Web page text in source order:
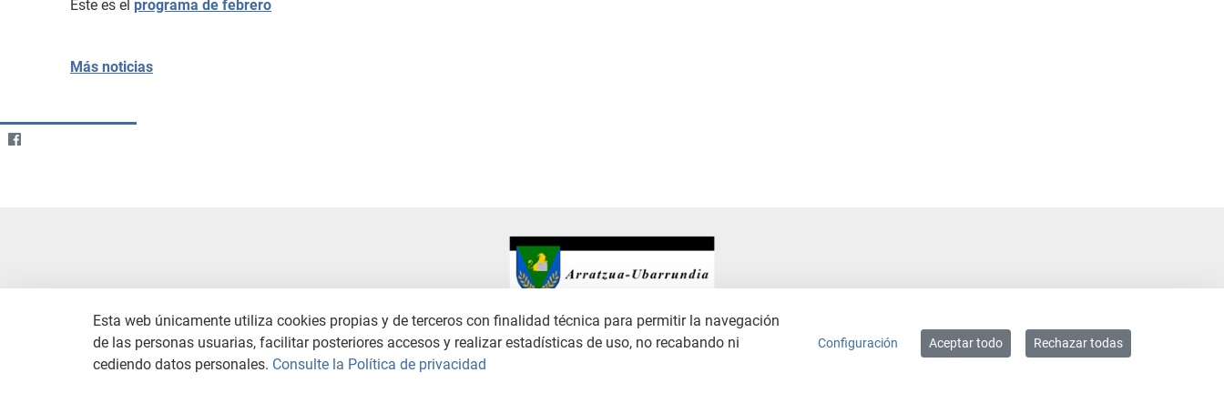
Este es el programa de febrero
Más noticias
CONTACTO AVISO LEGAL CANAL DE DENUNCIAS POLÍTICA DE PRIVACIDAD POLÍTICA DE COOKIES ACCESIBILIDAD MAPA WEB
Esta web únicamente utiliza cookies propias y de terceros con finalidad técnica para permitir la navegación
de las personas usuarias, facilitar posteriores accesos y realizar estadísticas de uso, no recabando ni
cediendo datos personales. Consulte la Política de privacidad
Configuración Aceptar todo Rechazar todas